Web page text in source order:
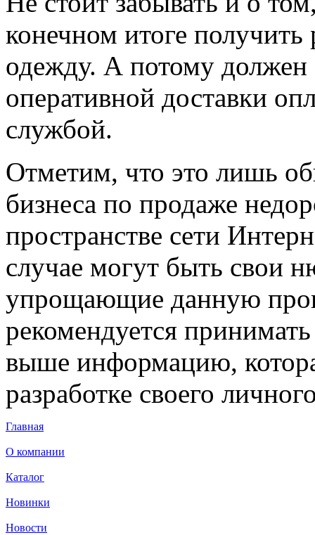
конечном итоге
одежду. А потому должен
оперативной доставки
службой.
Отметим, что это лишь
бизнеса по продаже
пространстве сети
случае могут быть свои
упрощающие данную
рекомендуется
выше информацию,
разработке своего
Главная
О компании
Каталог
Новинки
Новости